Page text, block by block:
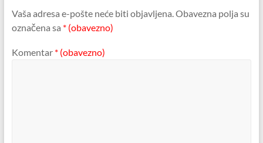
Vaša adresa e-pošte neće biti objavljena.Obavezna polja su
označena sa * (obavezno)
Komentar * (obavezno)